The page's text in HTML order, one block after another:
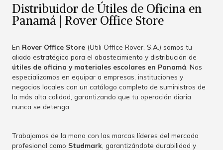
Distribuidor de Útiles de Oficina en
Panamá | Rover Office Store
En Rover Office Store (Utili Office Rover, S.A.) somos tu
aliado estratégico para el abastecimiento y distribución de
útiles de oficina y materiales escolares en Panamá . Nos
especializamos en equipar a empresas, instituciones y
negocios locales con un catálogo completo de suministros de
la más alta calidad, garantizando que tu operación diaria
nunca se detenga.
Trabajamos de la mano con las marcas líderes del mercado
profesional como Studmark , garantizándote durabilidad y